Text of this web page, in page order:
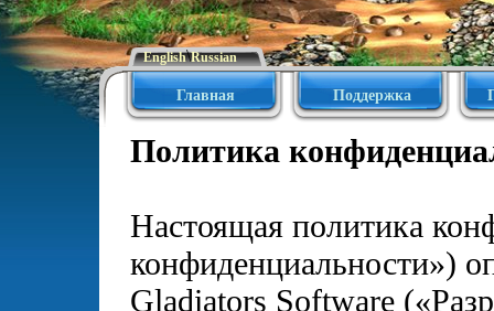
English\Russian
Главная Поддержка
Политика
Настоящая политика
конфиденциальности»)
Gladiators Software